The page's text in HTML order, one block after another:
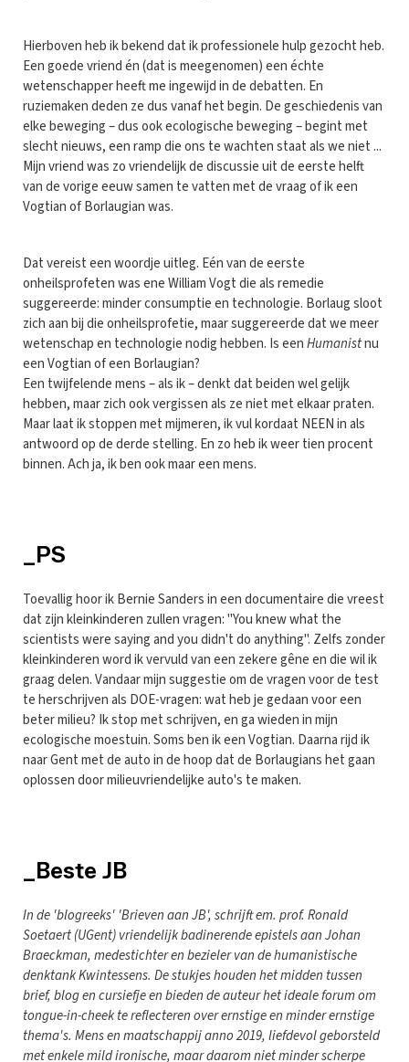
Hierboven heb ik bekend dat ik professionele hulp gezocht heb.
Een goede vriend én (dat is meegenomen) een échte
wetenschapper heeft me ingewijd in de debatten. En
ruziemaken deden ze dus vanaf het begin. De geschiedenis van
elke beweging – dus ook ecologische beweging – begint met
slecht nieuws, een ramp die ons te wachten staat als we niet ...
Mijn vriend was zo vriendelijk de discussie uit de eerste helft
van de vorige eeuw samen te vatten met de vraag of ik een
Vogtian of Borlaugian was.
Dat vereist een woordje uitleg. Eén van de eerste
onheilsprofeten was ene William Vogt die als remedie
suggereerde: minder consumptie en technologie. Borlaug sloot
zich aan bij die onheilsprofetie, maar suggereerde dat we meer
wetenschap en technologie nodig hebben. Is eenHumanistnu
een Vogtian of een Borlaugian?
Een twijfelende mens – als ik – denkt dat beiden wel gelijk
hebben, maar zich ook vergissen als ze niet met elkaar praten.
Maar laat ik stoppen met mijmeren, ik vul kordaat NEEN in als
antwoord op de derde stelling. En zo heb ik weer tien procent
binnen. Ach ja, ik ben ook maar een mens.
_PS
Toevallig hoor ik Bernie Sanders in een documentaire die vreest
dat zijn kleinkinderen zullen vragen: "You knew what the
scientists were saying and you didn't do anything". Zelfs zonder
kleinkinderen word ik vervuld van een zekere gêne en die wil ik
graag delen. Vandaar mijn suggestie om de vragen voor de test
te herschrijven als DOE-vragen: wat heb je gedaan voor een
beter milieu? Ik stop met schrijven, en ga wieden in mijn
ecologische moestuin. Soms ben ik een Vogtian. Daarna rijd ik
naar Gent met de auto in de hoop dat de Borlaugians het gaan
oplossen door milieuvriendelijke auto's te maken.
_Beste JB
In de 'blogreeks' 'Brieven aan JB', schrijft em. prof. Ronald
Soetaert (UGent) vriendelijk badinerende epistels aan Johan
Braeckman, medestichter en bezieler van de humanistische
denktank Kwintessens. De stukjes houden het midden tussen
brief, blog en cursiefje en bieden de auteur het ideale forum om
tongue-in-cheek te reflecteren over ernstige en minder ernstige
thema's. Mens en maatschappij anno 2019, liefdevol geborsteld
met enkele mild ironische, maar daarom niet minder scherpe